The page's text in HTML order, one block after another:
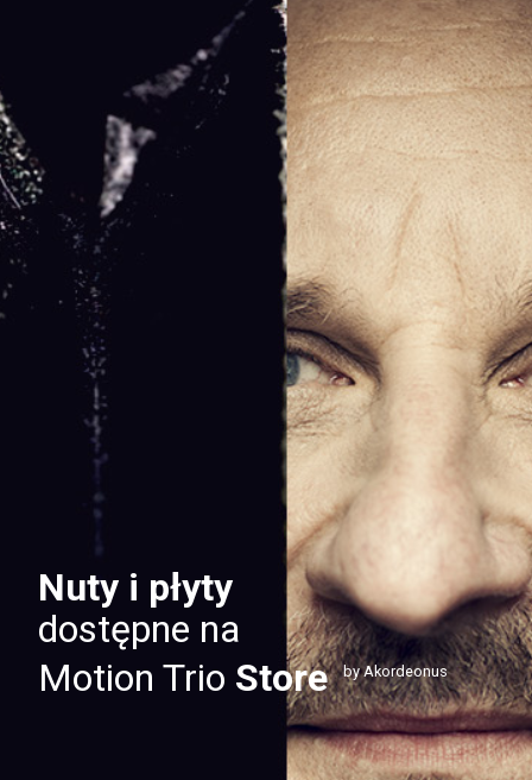
Nuty i płyty
dostępne na
Motion Trio Store by Akordeonus